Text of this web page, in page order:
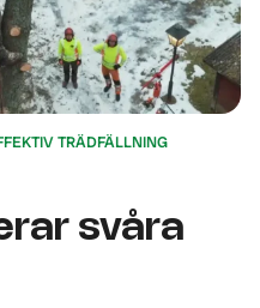
TRÄDFÄLLNING
svåra